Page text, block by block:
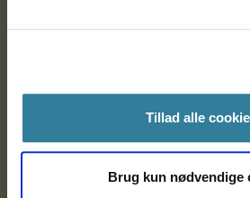
Tillad alle
Brug kun nødvendige
Om Ankestyrelsen
Blanketter og kontaktformularer
Links
Tilgængelighedserklæring